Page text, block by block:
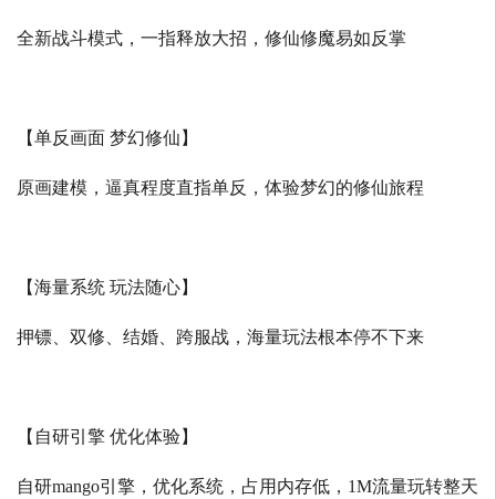
全新战斗模式，一指释放大招，修仙修魔易如反掌
【单反画面 梦幻修仙】
原画建模，逼真程度直指单反，体验梦幻的修仙旅程
【海量系统 玩法随心】
押镖、双修、结婚、跨服战，海量玩法根本停不下来
【自研引擎 优化体验】
自研mango引擎，优化系统，占用内存低， 1M流量玩转整天